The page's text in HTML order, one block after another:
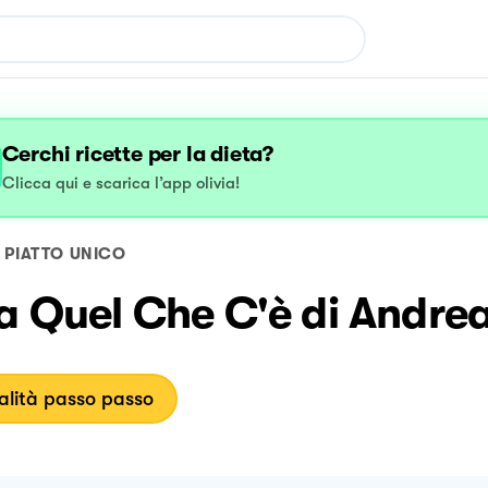
Cerchi ricette per la dieta?
Clicca qui e scarica l’app olivia!
PIATTO UNICO
Quel Che C'è di
passo passo